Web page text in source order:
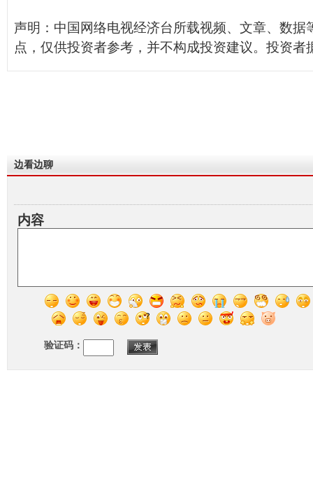
声明：中国网络电视经济台所载视频、文章、数据
点，仅供投资者参考，并不构成投资建议。投资者
边看边聊
内容
验证码：